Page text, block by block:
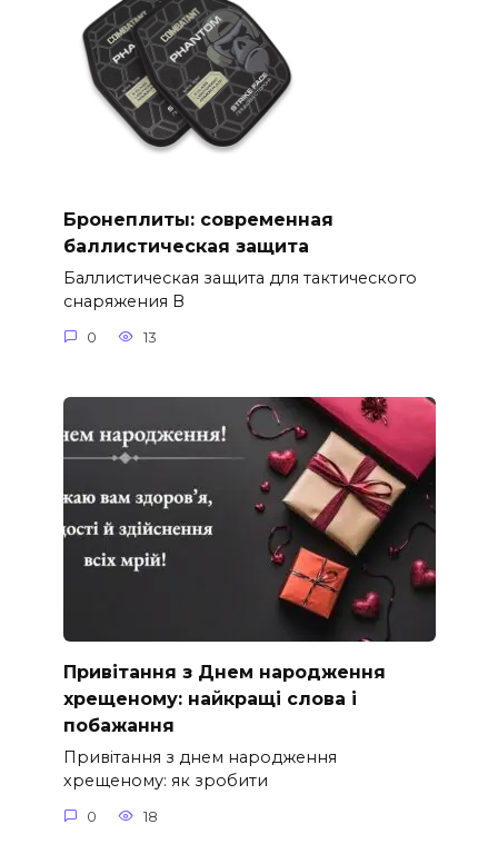
Бронеплиты: современная
баллистическая защита
Баллистическая защита для тактического
снаряжения В
0 13
Привітання з Днем народження
хрещеному: найкращі слова і
побажання
Привітання з днем народження
хрещеному: як зробити
0 18